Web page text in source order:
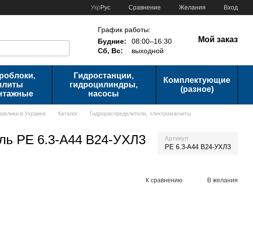
Укр Рус Сравнение Желания Вход
График работы:
Будние:
08:00–16:30
Сб, Вс:
выходной
Мой заказ
Гидростанции,
гидроцилиндры,
насосы
Комплектующие
(разное)
в Украине Каталог
Гидрораспределители, электромагниты
РЕ 6.3-А44 В24-УХЛ3 Артикул
РЕ 6.3-А44 В24-УХЛ3
К сравнению В желания